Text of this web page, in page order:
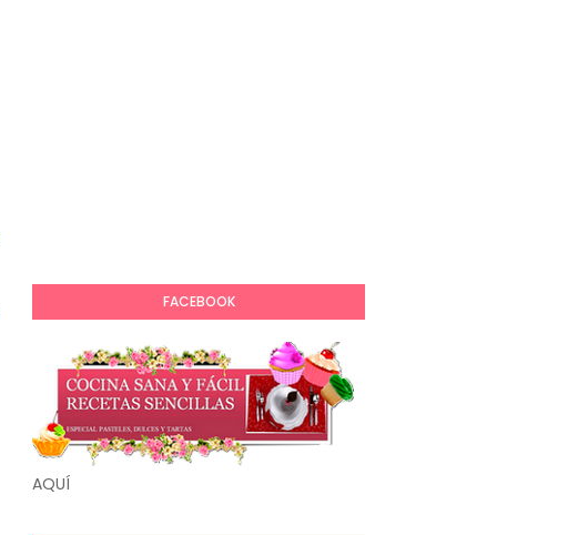
FACEBOOK
AQUÍ